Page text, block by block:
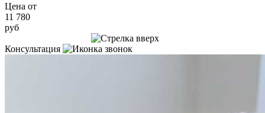
Цена от
11 780
руб
Консультация